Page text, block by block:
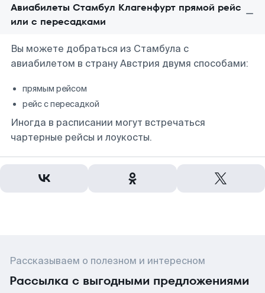
Авиабилеты Стамбул Клагенфурт прямой рейс
или с пересадками
Вы можете добраться из Стамбула с
авиабилетом в страну Австрия двумя способами:
прямым рейсом
рейс с пересадкой
Иногда в расписании могут встречаться
чартерные рейсы и лоукосты.
Рассказываем о полезном и интересном
Рассылка с выгодными предложениями